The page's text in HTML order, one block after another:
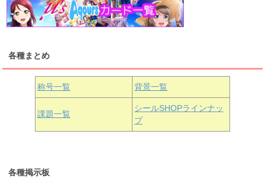
浦の星女学院1年生
津島善子 黒澤ルビィ
浦の星女学院3年生
黒澤ダイヤ
虹ヶ咲学園1年生
中須かすみ 天王寺璃奈
各種まとめ
称号一覧 背景一覧
課題一覧
シールSHOPラインナッ
プ
各種掲示板